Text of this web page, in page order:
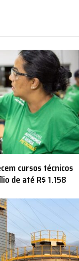
cursos técnicos
de até R$ 1.158